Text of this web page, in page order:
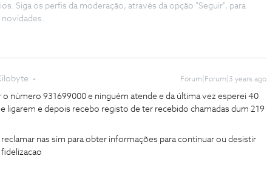
Siga os perfis da moderação, através da opção "Seguir", para
novidades.
Forum|Forum|3 years ago
o número 931699000 e ninguém atende e da última vez esperei 40
ligarem e depois recebo registo de ter recebido chamadas dum 219
nas sim para obter informações para continuar ou desistir
fidelizacao